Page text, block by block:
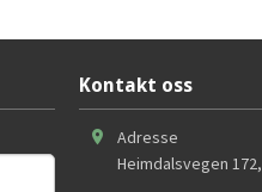
Kontakt oss
Adresse
Heimdalsvegen 172,